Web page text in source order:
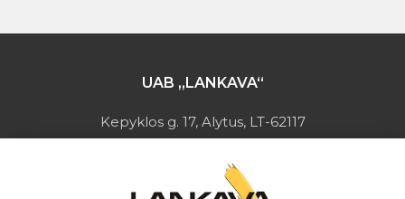
UAB „LANKAVA“
Kepyklos g. 17, Alytus, LT-62117
Įmonės kodas: 149728275
PVM mokėtojo kodas: LT497282716
A.s.: LT037044060001923651